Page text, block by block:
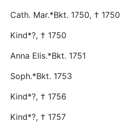
Cath. Mar.*Bkt. 1750, † 1750
Kind*?, † 1750
Anna Elis.*Bkt. 1751
Soph.*Bkt. 1753
Kind*?, † 1756
Kind*?, † 1757